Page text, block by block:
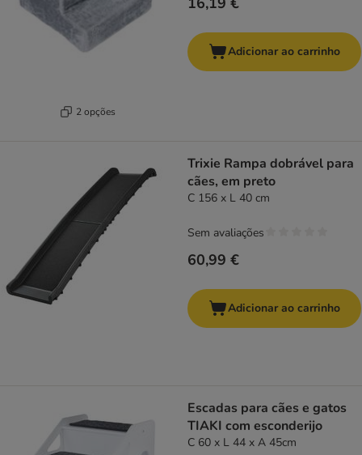
2 opções
Adicionar ao carrinho
Trixie Rampa dobrável para
cães, em preto
C 156 x L 40 cm
60,99 €
Sem avaliações
Adicionar ao carrinho
Escadas para cães e gatos
TIAKI com esconderijo
C 60 x L 44 x A 45cm